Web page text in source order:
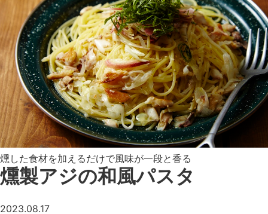
燻した食材を加えるだけで風味が一段と香る
燻製アジの和風パスタ
2023.08.17